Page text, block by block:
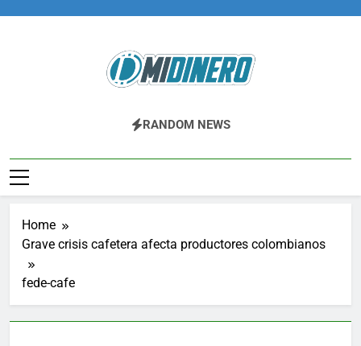
Midinero.co
Fintech, Criptomonedas
RANDOM NEWS
Home
Grave crisis cafetera afecta productores colombianos
fede-cafe